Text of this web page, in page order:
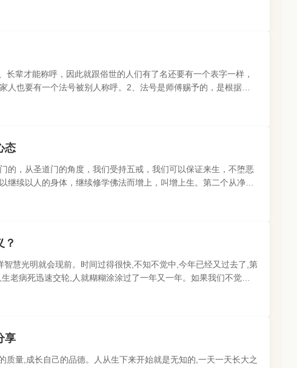
辈才能称呼，因此就跟俗世的人们有了名还要有一个表字一样，
人也要有一个法号被别人称呼。2、法号是师傅赐予的，是根据你
态
的，从圣道门的角度，我们受持五戒，我们可以保证来生，不堕恶
续以人的身体，继续修学佛法而增上，叫增上生。第二个从净土
？
慧光明就会现前。时间过得很快,不知不觉中,今年已经又过去了,第
老病死迅速交轮,人就糊糊涂涂过了一年又一年。如果我们不觉悟
享
量,成长自己的品德。人从生下来开始就是无知的,一天一天长大之